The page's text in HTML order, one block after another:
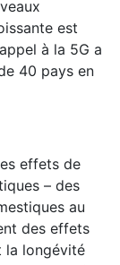
est
à la 5G a
40 pays en
effets de
– des
au
des effets
la longévité